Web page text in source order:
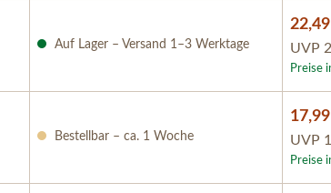
Auf Lager – Versand 1–3 Werktage UVP
Preise
Bestellbar – ca. 1 Woche UVP
Preise